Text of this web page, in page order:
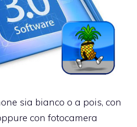
sia bianco o a pois, con
con fotocamera